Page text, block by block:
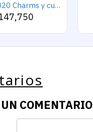
2020 Charms y cuentas de corazón, pulseras románticas de Cupido de circón rosa, joyería DIY, corazones en toda la prenda
COMENTARIO